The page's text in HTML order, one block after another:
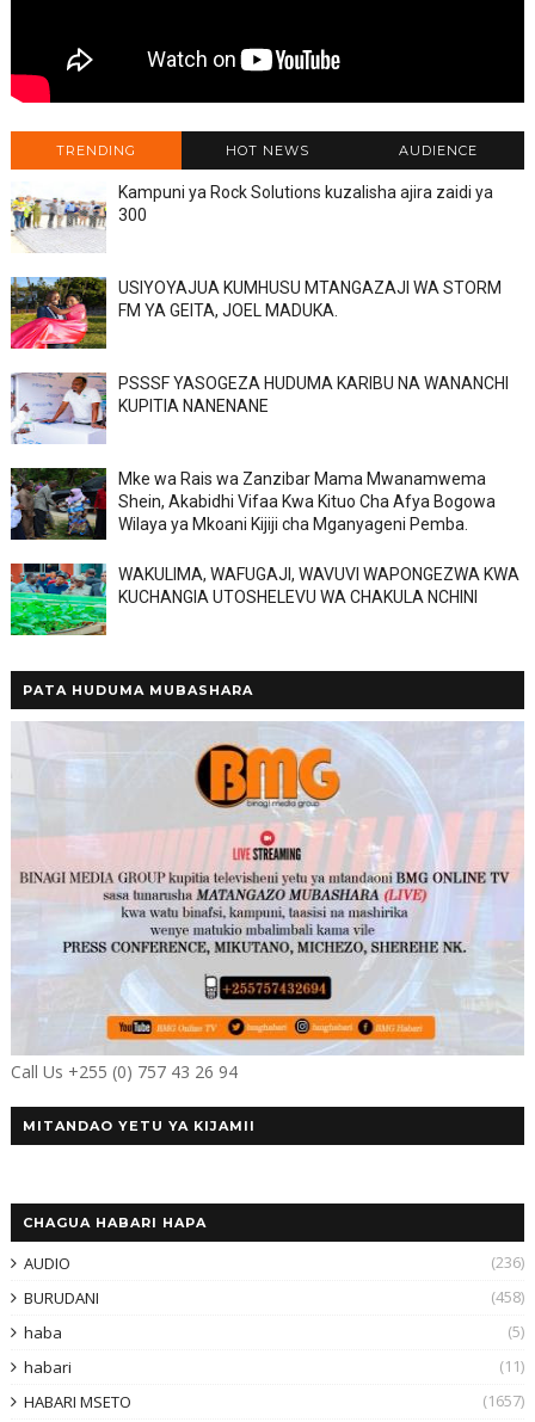
TRENDING HOT NEWS AUDIENCE
Kampuni ya Rock Solutions kuzalisha ajira zaidi ya
300
USIYOYAJUA KUMHUSU MTANGAZAJI WA STORM
FM YA GEITA, JOEL MADUKA.
PSSSF YASOGEZA HUDUMA KARIBU NA WANANCHI
KUPITIA NANENANE
Mke wa Rais wa Zanzibar Mama Mwanamwema
Shein, Akabidhi Vifaa Kwa Kituo Cha Afya Bogowa
Wilaya ya Mkoani Kijiji cha Mganyageni Pemba.
WAKULIMA, WAFUGAJI, WAVUVI WAPONGEZWA KWA
KUCHANGIA UTOSHELEVU WA CHAKULA NCHINI
PATA HUDUMA MUBASHARA
Call Us +255 (0) 757 43 26 94
MITANDAO YETU YA KIJAMII
CHAGUA HABARI HAPA
AUDIO
(236)
BURUDANI
(458)
haba
(5)
habari
(11)
HABARI MSETO
(1657)